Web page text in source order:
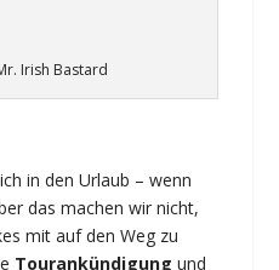
Irish Bastard
in den Urlaub – wenn
das machen wir nicht,
mit auf den Weg zu
Tourankündigung und